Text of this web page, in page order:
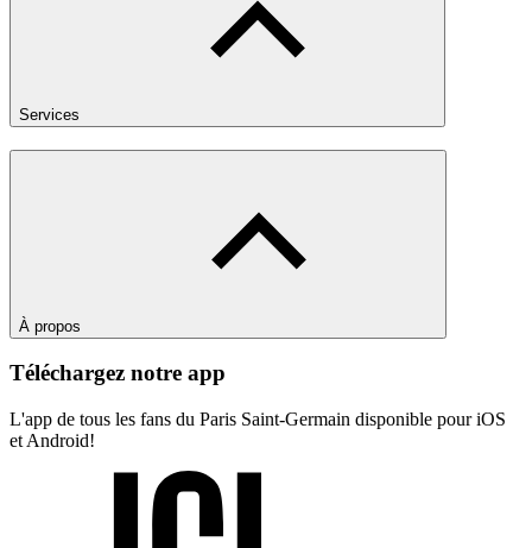
Services
À propos
Téléchargez notre app
L'app de tous les fans du Paris Saint-Germain disponible pour iOS
et Android!